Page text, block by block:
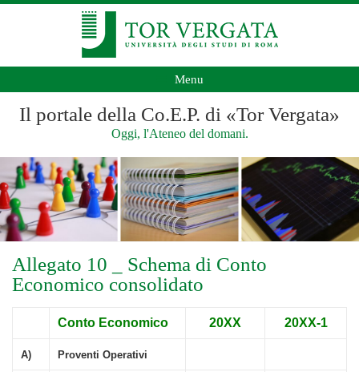
Menu
Il portale della Co.E.P. di «Tor Vergata»
Oggi, l'Ateneo del domani.
Allegato 10 _ Schema di Conto
Economico consolidato
Conto Economico 20XX 20XX-1
A) Proventi Operativi